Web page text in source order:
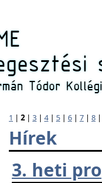
1 | 2 | 3 | 4| 5 | 6 | 7 | 8
Hírek
3. heti